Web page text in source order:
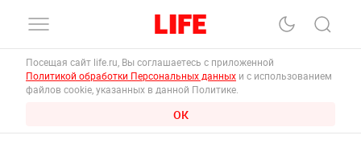
Посещая сайт life.ru, Вы соглашаетесь с приложенной
Политикой обработки Персональных данных и с использованием
файлов cookie, указанных в данной Политике.
ОК